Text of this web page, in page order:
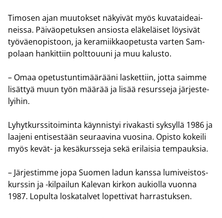
Ti­mo­sen ajan muu­tok­set nä­kyi­vät myös ku­va­tai­de­ai­
neis­sa. Päi­vä­ope­tuk­sen an­sios­ta elä­ke­läi­set löy­si­vät
työ­väen­opis­toon, ja ke­ra­miik­kao­pe­tus­ta var­ten Sam­
po­laan han­kit­tiin polt­to­uu­ni ja muu ka­lus­to.
– Omaa ope­tus­tun­ti­mää­rää­ni las­ket­tiin, jotta saim­me
li­sät­tyä muun työn mää­rää ja lisää re­surs­se­ja jär­jes­te­
lyi­hin.
Ly­hyt­kurs­si­toi­min­ta käyn­nis­tyi ri­va­kas­ti syk­syl­lä 1986 ja
laa­je­ni en­ti­ses­tään seu­raa­vi­na vuo­si­na. Opis­to ko­kei­li
myös kevät-​ ja ke­sä­kurs­se­ja sekä eri­lai­sia tem­pauk­sia.
– Jär­jes­tim­me jopa Suo­men ladun kans­sa lu­mi­veis­tos­
kurs­sin ja -​kilpailun Ka­le­van kir­kon au­kiol­la vuon­na
1987. Lo­pul­ta los­ka­tal­vet lo­pet­ti­vat har­ras­tuk­sen.